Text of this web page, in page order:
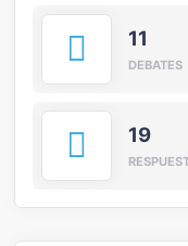
11
DEBATES
19